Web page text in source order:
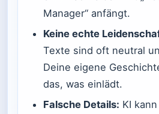
Manager“ anfängt.
Keine echte
Texte sind oft neutral
Deine eigene
das, was einlädt.
Falsche Details: KI